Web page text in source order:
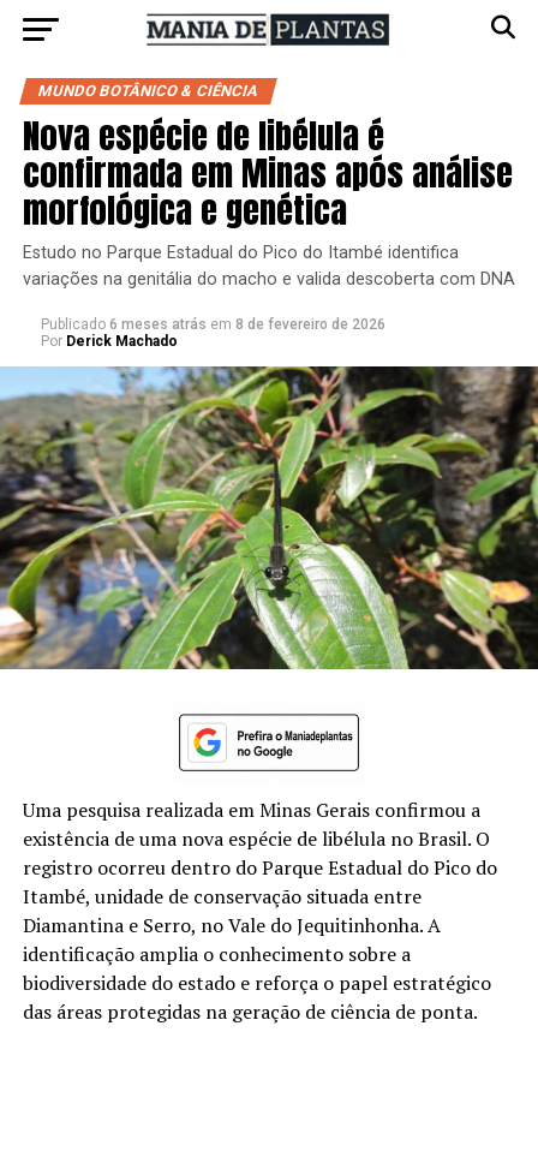
MUNDO BOTÂNICO & CIÊNCIA
Nova espécie de libélula é
confirmada em Minas após análise
morfológica e genética
Estudo no Parque Estadual do Pico do Itambé identifica
variações na genitália do macho e valida descoberta com DNA
Publicado 6 meses atrás em 8 de fevereiro de 2026
Por Derick Machado
Uma pesquisa realizada em Minas Gerais confirmou a
existência de uma nova espécie de libélula no Brasil. O
registro ocorreu dentro do Parque Estadual do Pico do
Itambé, unidade de conservação situada entre
Diamantina e Serro, no Vale do Jequitinhonha. A
identificação amplia o conhecimento sobre a
biodiversidade do estado e reforça o papel estratégico
das áreas protegidas na geração de ciência de ponta.